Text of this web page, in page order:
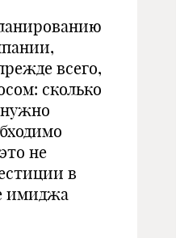
всего,
сколько
нужно
не
в
имиджа